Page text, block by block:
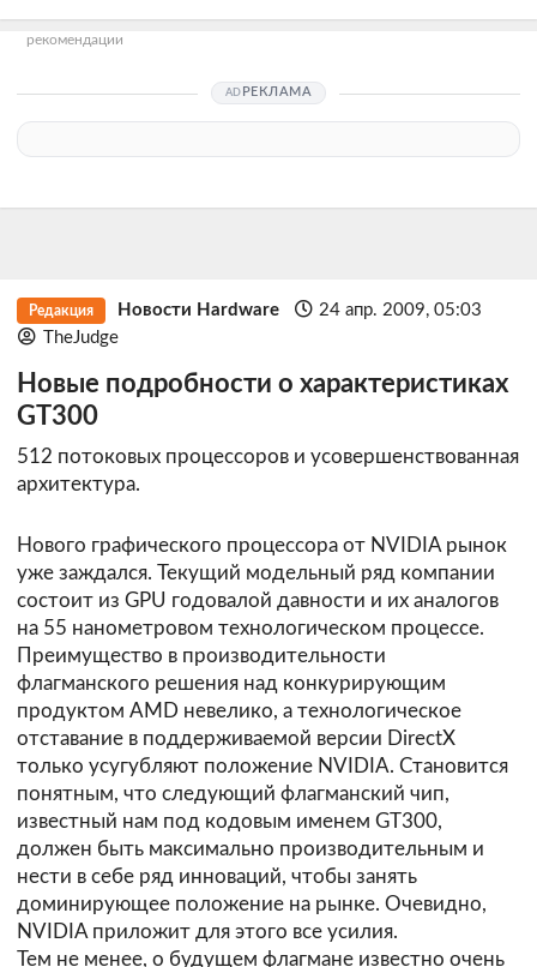
рекомендации
РЕКЛАМА
Редакция Новости Hardware
24 апр. 2009, 05:03
TheJudge
Новые подробности о характеристиках
GT300
512 потоковых процессоров и усовершенствованная
архитектура.
Нового графического процессора от NVIDIA рынок
уже заждался. Текущий модельный ряд компании
состоит из GPU годовалой давности и их аналогов
на 55 нанометровом технологическом процессе.
Преимущество в производительности
флагманского решения над конкурирующим
продуктом AMD невелико, а технологическое
отставание в поддерживаемой версии DirectX
только усугубляют положение NVIDIA. Становится
понятным, что следующий флагманский чип,
известный нам под кодовым именем GT300,
должен быть максимально производительным и
нести в себе ряд инноваций, чтобы занять
доминирующее положение на рынке. Очевидно,
NVIDIA приложит для этого все усилия.
Тем не менее, о будущем флагмане известно очень